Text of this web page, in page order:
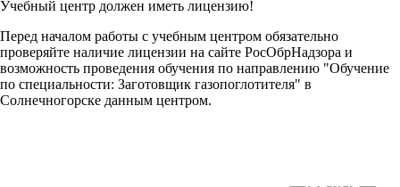
Учебный центр должен иметь лицензию!
Перед началом работы с учебным центром обязательно
проверяйте наличие лицензии на сайте РосОбрНадзора и
возможность проведения обучения по направлению "Обучение
по специальности: Заготовщик газопоглотителя" в
Солнечногорске данным центром.